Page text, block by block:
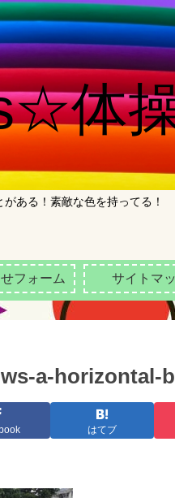
体
ある！素敵な色を持ってる！
フォーム サイトマ
a-horizontal-
はてブ